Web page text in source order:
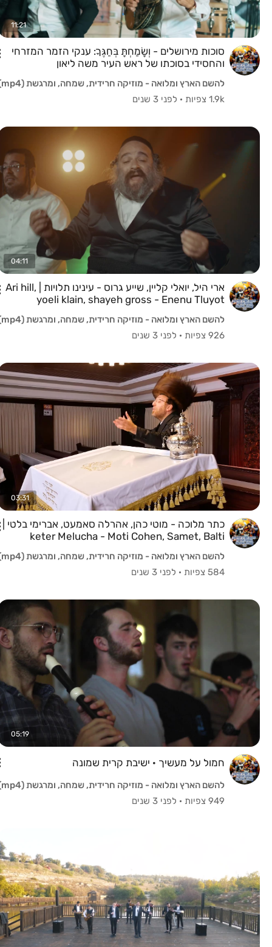
11:21
סוכות מירושלים - וְשָׂמַחְתָּ בְּחַגֶּךָ: ענקי הזמר המזרחי
והחסידי בסוכתו של ראש העיר משה ליאון
להשם הארץ ומלואה - מוזיקה חרידית, שמחה, ומרגשת (mp4)
1.9k צפיות
· לפני 3 שנים
04:11
ארי היל, יואלי קליין, שייע גרוס - עינינו תלויות | Ari hill,
yoeli klain, shayeh gross - Enenu Tluyot
להשם הארץ ומלואה - מוזיקה חרידית, שמחה, ומרגשת (mp4)
926 צפיות
· לפני 3 שנים
03:31
כתר מלוכה - מוטי כהן, אהרלה סאמעט, אברימי בלטי |
keter Melucha - Moti Cohen, Samet, Balti
להשם הארץ ומלואה - מוזיקה חרידית, שמחה, ומרגשת (mp4)
584 צפיות
· לפני 3 שנים
05:19
חמול על מעשיך · ישיבת קרית שמונה
להשם הארץ ומלואה - מוזיקה חרידית, שמחה, ומרגשת (mp4)
949 צפיות
· לפני 3 שנים